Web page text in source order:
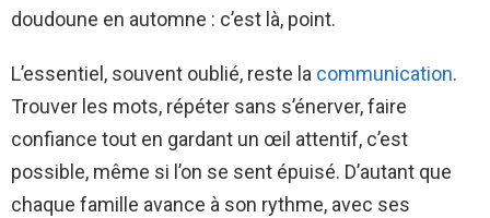
doudoune en automne : c’est là, point.
L’essentiel, souvent oublié, reste la communication.
Trouver les mots, répéter sans s’énerver, faire
confiance tout en gardant un œil attentif, c’est
possible, même si l’on se sent épuisé. D’autant que
chaque famille avance à son rythme, avec ses